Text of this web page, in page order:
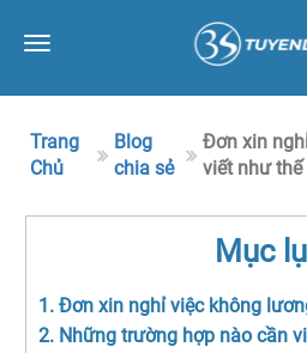
Toggle
Trang
Chủ
Blog
chia sẻ
Đơn xin
viết như thế
Mục
1. Đơn xin nghỉ việc không
2. Những trường hợp nào cần